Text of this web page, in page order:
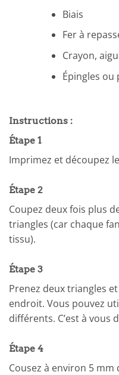
Biais
Fer à
Crayon,
Épingles ou
Instructions :
Étape 1
Imprimez et découpez
Étape 2
Coupez deux fois plus
triangles (car chaque
tissu).
Étape 3
Prenez deux triangles
endroit. Vous pouvez
différents. C’est à vous
Étape 4
Cousez à environ 5 mm